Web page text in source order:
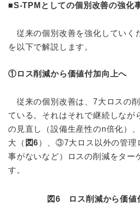
■S-TPMとしての個別改善の強化
従来の個別改善を強化していく
を以下で解説します。
①ロス削減から価値付加向上へ
従来の個別改善は、7大ロスの
ている。それはそれで継続しな
の見直し（設備生産性のn倍化）
大（ 図6）、③7大ロス以外の管理
事がないなど）ロスの削減をター
す。
図6 ロス削減から価値